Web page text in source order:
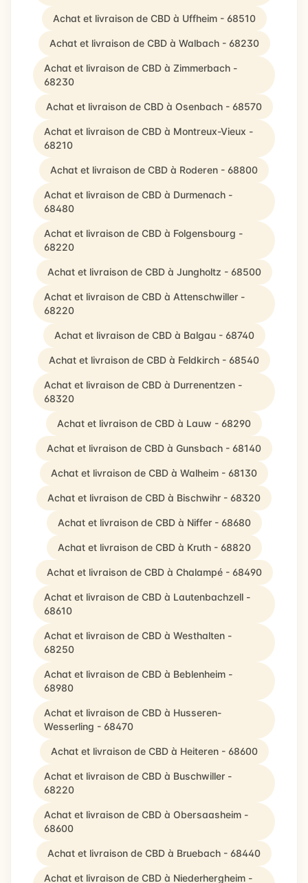
Achat et livraison de CBD à Uffheim - 68510
Achat et livraison de CBD à Walbach - 68230
Achat et livraison de CBD à Zimmerbach -
68230
Achat et livraison de CBD à Osenbach - 68570
Achat et livraison de CBD à Montreux-Vieux -
68210
Achat et livraison de CBD à Roderen - 68800
Achat et livraison de CBD à Durmenach -
68480
Achat et livraison de CBD à Folgensbourg -
68220
Achat et livraison de CBD à Jungholtz - 68500
Achat et livraison de CBD à Attenschwiller -
68220
Achat et livraison de CBD à Balgau - 68740
Achat et livraison de CBD à Feldkirch - 68540
Achat et livraison de CBD à Durrenentzen -
68320
Achat et livraison de CBD à Lauw - 68290
Achat et livraison de CBD à Gunsbach - 68140
Achat et livraison de CBD à Walheim - 68130
Achat et livraison de CBD à Bischwihr - 68320
Achat et livraison de CBD à Niffer - 68680
Achat et livraison de CBD à Kruth - 68820
Achat et livraison de CBD à Chalampé - 68490
Achat et livraison de CBD à Lautenbachzell -
68610
Achat et livraison de CBD à Westhalten -
68250
Achat et livraison de CBD à Beblenheim -
68980
Achat et livraison de CBD à Husseren-
Wesserling - 68470
Achat et livraison de CBD à Heiteren - 68600
Achat et livraison de CBD à Buschwiller -
68220
Achat et livraison de CBD à Obersaasheim -
68600
Achat et livraison de CBD à Bruebach - 68440
Achat et livraison de CBD à Niederhergheim -